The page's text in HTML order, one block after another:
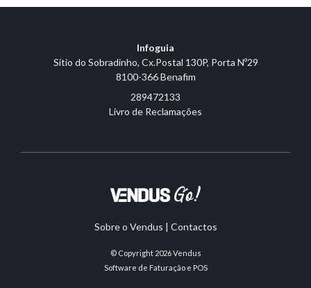
Infoguia
Sítio do Sobradinho, Cx.Postal 130P, Porta Nº29
8100-366 Benafim
289472133
Livro de Reclamações
Sobre o Vendus | Contactos
© Copyright 2026Vendus
Software de Faturação e POS